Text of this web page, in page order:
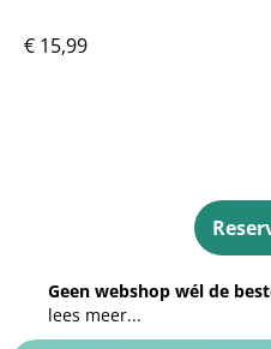
€ 15,99
Geen webshop wél de
lees meer...